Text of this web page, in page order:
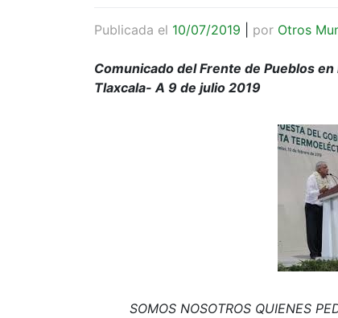
Publicada el 10/07/2019 por Otros
Comunicado del Frente de Pueblos
Tlaxcala- A 9 de julio 2019
SOMOS NOSOTROS QUIENES